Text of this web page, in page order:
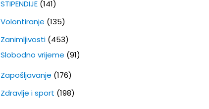
STIPENDIJE(141)
Volontiranje (135)
Zanimljivosti(453)
Slobodno vrijeme (91)
Zapošljavanje (176)
Zdravlje i sport (198)